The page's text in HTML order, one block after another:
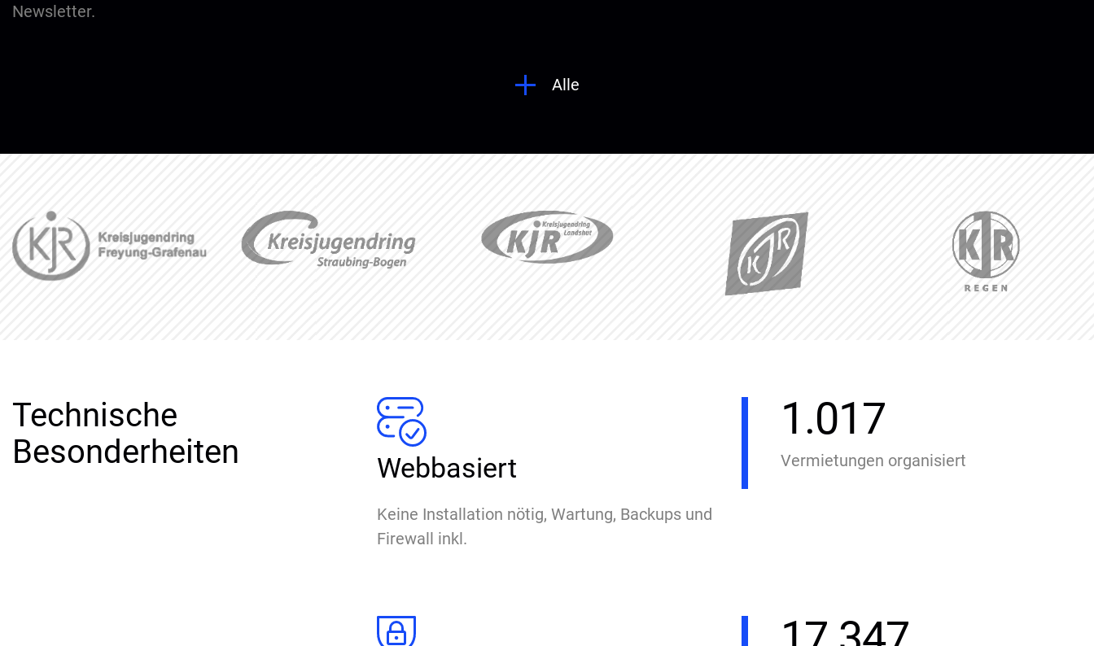
Newsletter.
Alle
Technische
Besonderheiten
Webbasiert
Keine Installation nötig, Wartung, Backups und
Firewall inkl.
1.017
Vermietungen organisiert